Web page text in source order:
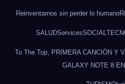
Reinventarnos sin perder lo humano
SALUDServicesSOCIAL
To The Top, PRIMERA CANCIÓN Y
GALAXY NOTE 8